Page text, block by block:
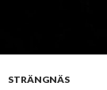
STRÄNGNÄS